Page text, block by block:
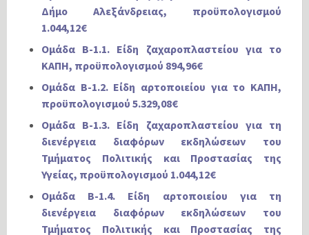
Δήμο Αλεξάνδρειας, προϋπολογισμού
1.044,12€
Ομάδα Β-1.1. Είδη ζαχαροπλαστείου για το
ΚΑΠΗ, προϋπολογισμού 894,96€
Ομάδα Β-1.2. Είδη αρτοποιείου για το ΚΑΠΗ,
προϋπολογισμού 5.329,08€
Ομάδα Β-1.3. Είδη ζαχαροπλαστείου για τη
διενέργεια διαφόρων εκδηλώσεων του
Τμήματος Πολιτικής και Προστασίας της
Υγείας, προϋπολογισμού 1.044,12€
Ομάδα Β-1.4. Είδη αρτοποιείου για τη
διενέργεια διαφόρων εκδηλώσεων του
Τμήματος Πολιτικής και Προστασίας της